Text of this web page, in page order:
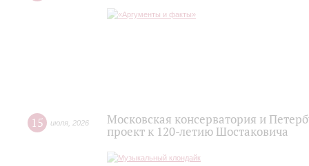
15 июля 2026
Московская консерватория и
проект к 120-летию Шостаковича